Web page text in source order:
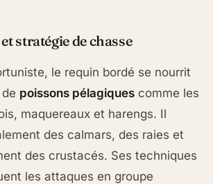
stratégie de chasse
le requin bordé se nourrit
poissons pélagiques comme les
maquereaux et harengs. Il
des calmars, des raies et
des crustacés. Ses techniques
les attaques en groupe